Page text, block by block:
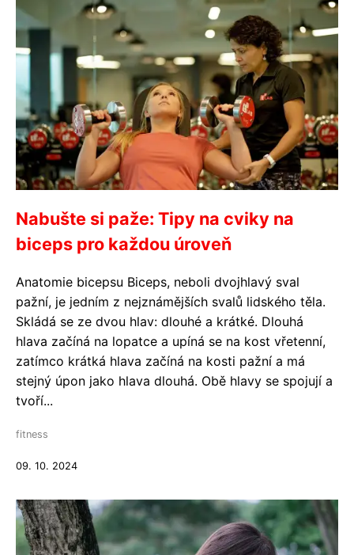
Nabušte si paže: Tipy na cviky na
biceps pro každou úroveň
Anatomie bicepsu Biceps, neboli dvojhlavý sval
pažní, je jedním z nejznámějších svalů lidského těla.
Skládá se ze dvou hlav: dlouhé a krátké. Dlouhá
hlava začíná na lopatce a upíná se na kost vřetenní,
zatímco krátká hlava začíná na kosti pažní a má
stejný úpon jako hlava dlouhá. Obě hlavy se spojují a
tvoří...
fitness
09. 10. 2024